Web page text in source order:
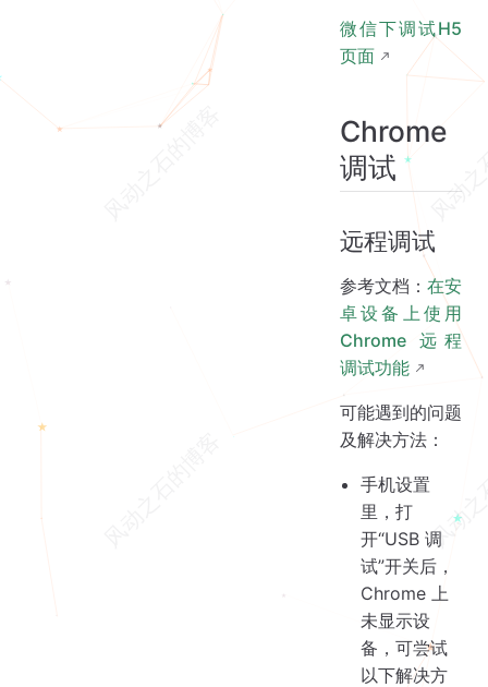
微信下调试H5
页面
Chrome
调试
远程调试
参考文档： 在安
卓设备上使用
Chrome 远程
调试功能
可能遇到的问题
及解决方法：
手机设置
里，打
开“USB 调
试”开关后，
Chrome 上
未显示设
备，可尝试
以下解决方